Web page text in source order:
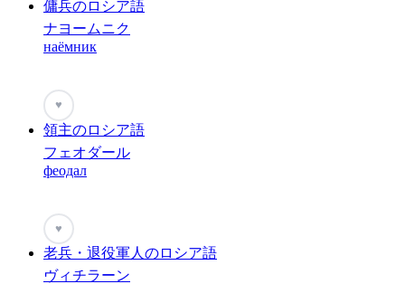
傭兵のロシア語
ナヨームニク
наёмник
♥
領主のロシア語
フェオダール
феодал
♥
老兵・退役軍人のロシア語
ヴィチラーン